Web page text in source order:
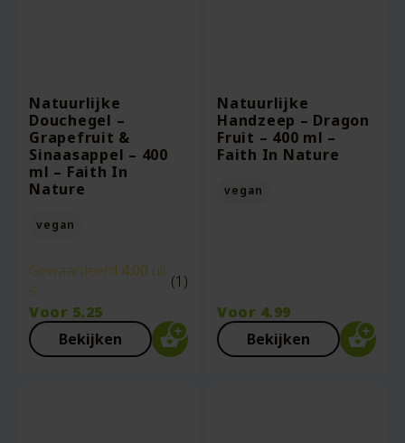
Natuurlijke
Douchegel –
Grapefruit &
Sinaasappel – 400
ml – Faith In
Nature
vegan
Gewaardeerd 4.00 uit
5
(1)
Voor 5.25
Bekijken
Natuurlijke
Handzeep – Dragon
Fruit – 400 ml –
Faith In Nature
vegan
Voor 4.99
Bekijken